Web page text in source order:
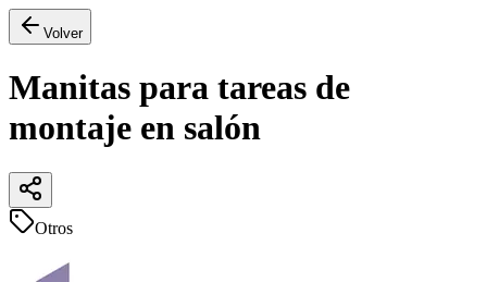
Volver
Manitas para tareas de
montaje en salón
Otros